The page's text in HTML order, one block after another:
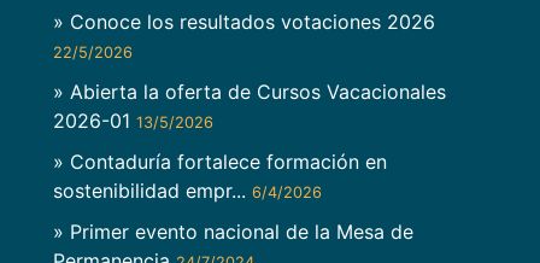
» Conoce los resultados votaciones 2026
22/5/2026
» Abierta la oferta de Cursos Vacacionales
2026-01 13/5/2026
» Contaduría fortalece formación en
sostenibilidad empr... 6/4/2026
» Primer evento nacional de la Mesa de